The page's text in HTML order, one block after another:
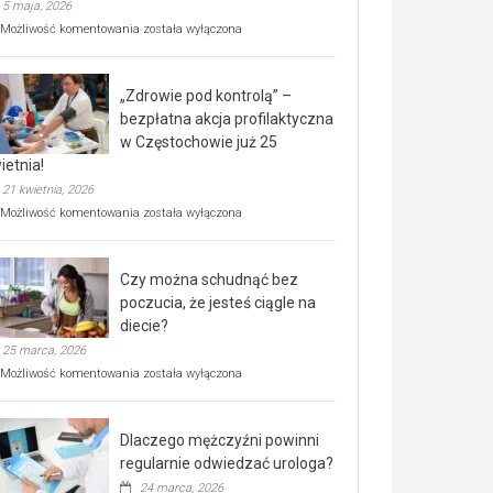
5 maja, 2026
Możliwość komentowania Rusza
rehabilitacji
dla
seniorów!
została wyłączona
„Zdrowie pod kontrolą” –
bezpłatna akcja profilaktyczna
w Częstochowie już 25
21 kwietnia, 2026
Możliwość komentowania „Zdrowie
bezpłatna
akcja
profilaktyczna
w
już
kwietnia!
została wyłączona
Czy można schudnąć bez
poczucia, że jesteś ciągle na
diecie?
25 marca, 2026
Możliwość komentowania Czy
poczucia,
że
została wyłączona
Dlaczego mężczyźni powinni
regularnie odwiedzać urologa?
24 marca, 2026